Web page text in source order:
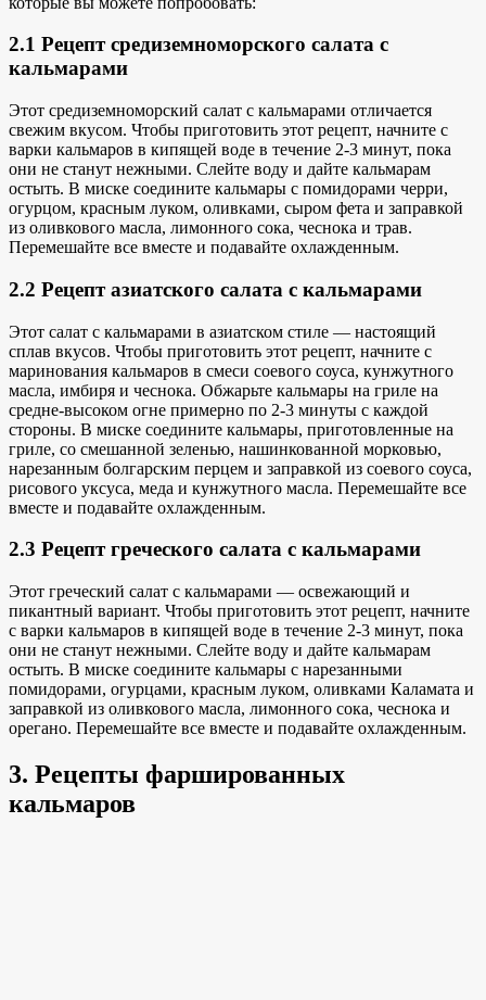
2.1 Рецепт средиземноморского салата с
кальмарами
Этот средиземноморский салат с кальмарами отличается
свежим вкусом. Чтобы приготовить этот рецепт, начните с
варки кальмаров в кипящей воде в течение 2-3 минут, пока
они не станут нежными. Слейте воду и дайте кальмарам
остыть. В миске соедините кальмары с помидорами черри,
огурцом, красным луком, оливками, сыром фета и заправкой
из оливкового масла, лимонного сока, чеснока и трав.
Перемешайте все вместе и подавайте охлажденным.
2.2 Рецепт азиатского салата с кальмарами
Этот салат с кальмарами в азиатском стиле — настоящий
сплав вкусов. Чтобы приготовить этот рецепт, начните с
маринования кальмаров в смеси соевого соуса, кунжутного
масла, имбиря и чеснока. Обжарьте кальмары на гриле на
средне-высоком огне примерно по 2-3 минуты с каждой
стороны. В миске соедините кальмары, приготовленные на
гриле, со смешанной зеленью, нашинкованной морковью,
нарезанным болгарским перцем и заправкой из соевого соуса,
рисового уксуса, меда и кунжутного масла. Перемешайте все
вместе и подавайте охлажденным.
2.3 Рецепт греческого салата с кальмарами
Этот греческий салат с кальмарами — освежающий и
пикантный вариант. Чтобы приготовить этот рецепт, начните
с варки кальмаров в кипящей воде в течение 2-3 минут, пока
они не станут нежными. Слейте воду и дайте кальмарам
остыть. В миске соедините кальмары с нарезанными
помидорами, огурцами, красным луком, оливками Каламата и
заправкой из оливкового масла, лимонного сока, чеснока и
орегано. Перемешайте все вместе и подавайте охлажденным.
3. Рецепты фаршированных
кальмаров